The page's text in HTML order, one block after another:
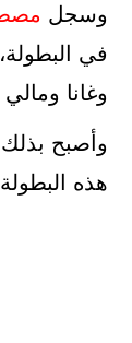
وسجل
في
وغانا
وأصبح
هذه